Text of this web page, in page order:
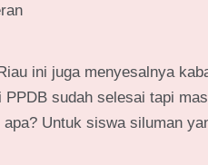
ini juga menyesalnya
PPDB sudah selesai tapi
Untuk siswa siluman